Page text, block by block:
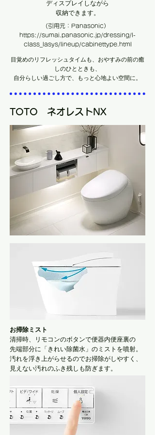
ディスプレイしながら
​収納できます。
(引用元：Panasonic）
https://sumai.panasonic.jp/dressing/l-
class_lasys/lineup/cabinettype.html
目覚めのリフレッシュタイムも、おやすみの前の癒
しのひとときも、
​自分らしい過ごし方で、もっと心地よい空間に。
TOTO ネオレストNX
お掃除ミスト
清掃時、リモコンのボタンで便器内便座裏の
先端部分に「きれい除菌水」のミストを噴射。
汚れを浮き上がらせるのでお掃除がしやすく、
見えない汚れのふき残しも防ぎます。